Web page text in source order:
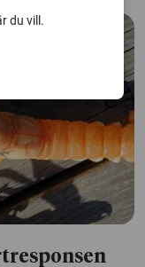
du vill.